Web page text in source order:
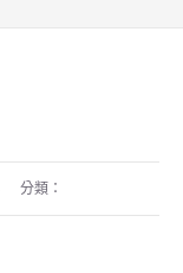
分類：